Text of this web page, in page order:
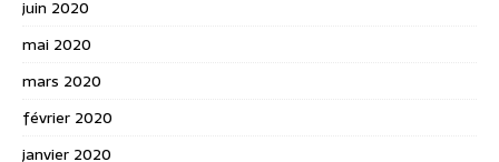
juin 2020
mai 2020
mars 2020
février 2020
janvier 2020